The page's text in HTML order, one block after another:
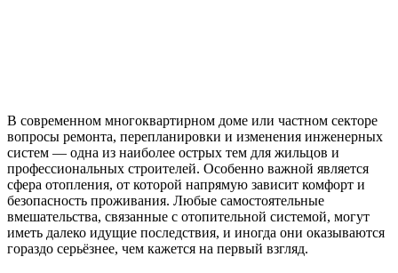
В современном многоквартирном доме или частном секторе
вопросы ремонта, перепланировки и изменения инженерных
систем — одна из наиболее острых тем для жильцов и
профессиональных строителей. Особенно важной является
сфера отопления, от которой напрямую зависит комфорт и
безопасность проживания. Любые самостоятельные
вмешательства, связанные с отопительной системой, могут
иметь далеко идущие последствия, и иногда они оказываются
гораздо серьёзнее, чем кажется на первый взгляд.